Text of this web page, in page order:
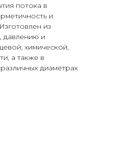
потока в
и
из
давлению и
химической,
а также в
диаметрах